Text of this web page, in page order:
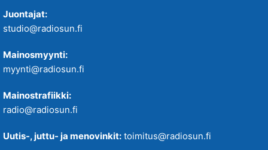
Juontajat:
studio@radiosun.fi
Mainosmyynti:
myynti@radiosun.fi
Mainostrafiikki:
radio@radiosun.fi
Uutis-, juttu- ja menovinkit: toimitus@radiosun.fi